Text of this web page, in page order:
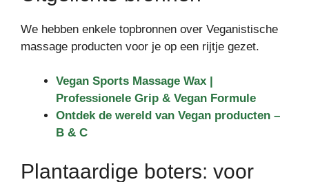
We hebben enkele topbronnen over Veganistische
massage producten voor je op een rijtje gezet.
Vegan Sports Massage Wax |
Professionele Grip & Vegan Formule
Ontdek de wereld van Vegan producten –
B & C
Plantaardige boters: voor